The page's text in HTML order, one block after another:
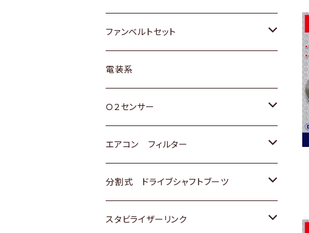
スバル
日野
マツダ
三菱
スバル
マツダ
ダイハツ
マツダ
三菱
スバル
スズキ
日産
ダイハツ
マツダ
三菱
スバル
トヨタ
スズキ
ダイハツ
三菱
スバル
ファンベルトセット
トヨタ
ホンダ
スズキ
日産
いすゞ
電装系
Ｏ２センサー
トヨタ
ホンダ
スズキ
エアコン フィルター
トヨタ
ホンダ
分割式 ドライブシャフトブーツ
トヨタ
スタビライザーリンク